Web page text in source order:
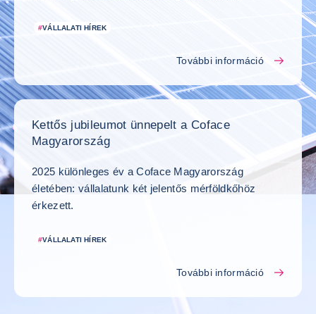
#VÁLLALATI HÍREK
További információ
Kettős jubileumot ünnepelt a Coface
Magyarország
2025 különleges év a Coface Magyarország
életében: vállalatunk két jelentős mérföldkőhöz
érkezett.
#VÁLLALATI HÍREK
További információ